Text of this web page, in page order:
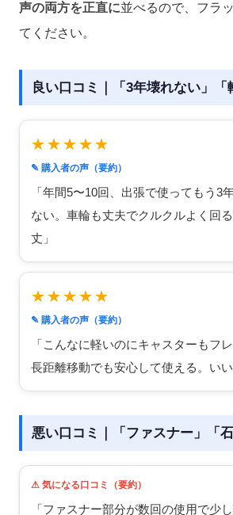
声の両方を正直に並べるので、フラ
てください。
良い口コミ｜「3年壊れない」「
★★★★★
✎ 購入者の声（要約）
「年間5〜10回、出張で使ってもう3
ない。車輪も丈夫でクルクルよく回
丈」
★★★★★
✎ 購入者の声（要約）
「こんなに軽いのにキャスターもフ
長距離移動でも安心して使える。いい
悪い口コミ｜「ファスナー」「石
⚠ 気になる口コミ（要約）
「ファスナー部分が数回の使用で少